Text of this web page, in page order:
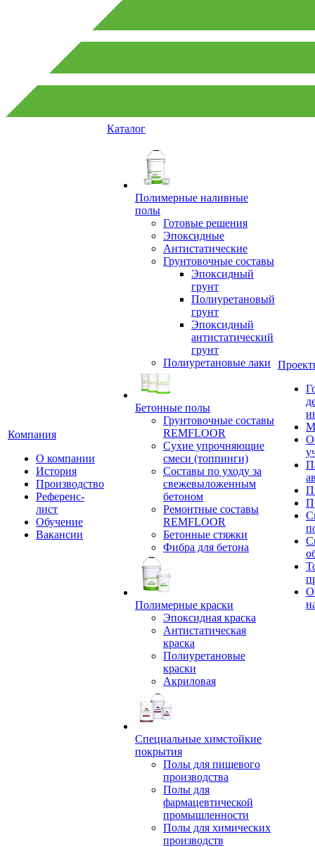
Компания
О компании
История
Производство
Референс-
лист
Обучение
Вакансии
Каталог
Полимерные наливные
полы
Готовые решения
Эпоксидные
Антистатические
Грунтовочные составы
Эпоксидный
грунт
Полиуретановый
грунт
Эпоксидный
антистатический
грунт
Полиуретановые лаки
Бетонные полы
Грунтовочные составы
REMFLOOR
Сухие упрочняющие
смеси (топпинги)
Составы по уходу за
свежевыложенным
бетоном
Ремонтные составы
REMFLOOR
Бетонные стяжки
Фибра для бетона
Полимерные краски
Эпоксидная краска
Антистатическая
краска
Полиуретановые
краски
Акриловая
Специальные химстойкие
покрытия
Полы для пищевого
производства
Полы для
фармацевтической
промышленности
Полы для химических
производств